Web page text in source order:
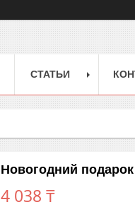
СТАТЬИ
Новогодний
4 038 ₸